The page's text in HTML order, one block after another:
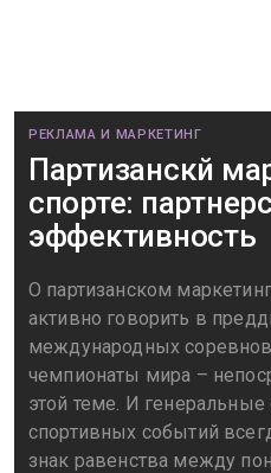
РЕКЛАМА И МАРКЕТИНГ
Партизанскй
спорте:
эффективность
О партизанском
активно говорить в
международных
чемпионаты мира –
этой теме. И
спортивных событий
знак равенства между